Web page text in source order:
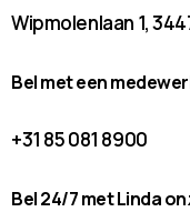
Wipmolenlaan 1,
Bel met een
+31 85 081 8900
Bel 24/7 met Linda